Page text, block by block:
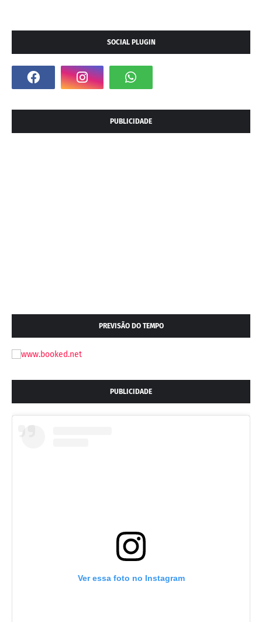
SOCIAL PLUGIN
PUBLICIDADE
PREVISÃO DO TEMPO
PUBLICIDADE
Ver essa foto no Instagram